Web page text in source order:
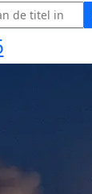
de titel in